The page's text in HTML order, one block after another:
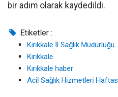
bir adım olarak kaydedildi.
Etiketler :
Kırıkkale İl Sağlık Müdürlüğü
Kırıkkale
Kırıkkale haber
Acil Sağlık Hizmetleri Haftas